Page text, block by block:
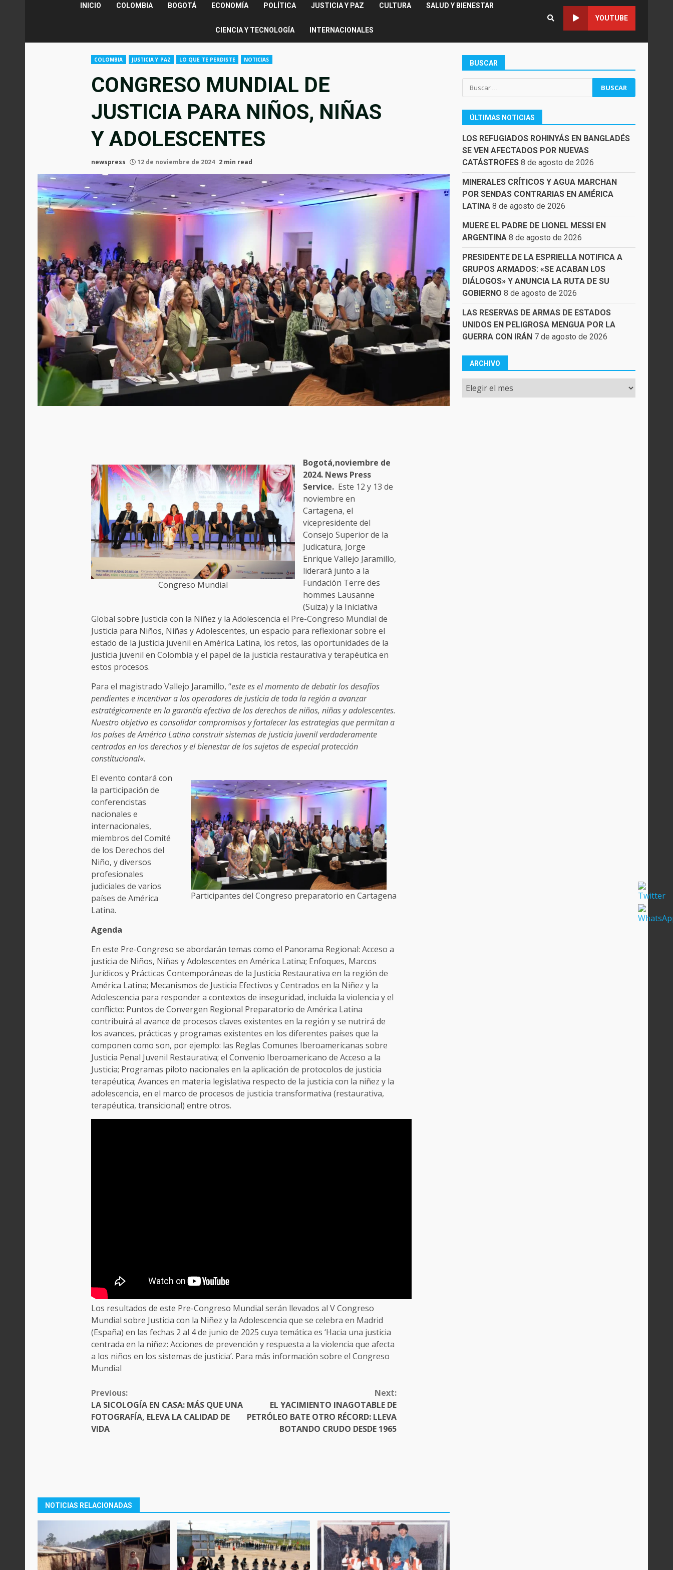
INICIO COLOMBIA BOGOTÁ ECONOMÍA POLÍTICA JUSTICIA Y PAZ CULTURA SALUD Y BIENESTAR
CIENCIA Y TECNOLOGÍA INTERNACIONALES
YOUTUBE
COLOMBIA JUSTICIA Y PAZ LO QUE TE PERDISTE NOTICIAS
CONGRESO MUNDIAL DE
JUSTICIA PARA NIÑOS, NIÑAS
Y ADOLESCENTES
newspress 12 de noviembre de 2024 2 min read
Congreso Mundial
Bogotá,noviembre de
2024. News Press
Service. Este 12 y 13 de
noviembre en
Cartagena, el
vicepresidente del
Consejo Superior de la
Judicatura, Jorge
Enrique Vallejo Jaramillo,
liderará junto a la
Fundación Terre des
hommes Lausanne
(Suiza) y la Iniciativa
Global sobre Justicia con la Niñez y la Adolescencia el Pre-Congreso Mundial de
Justicia para Niños, Niñas y Adolescentes, un espacio para reflexionar sobre el
estado de la justicia juvenil en América Latina, los retos, las oportunidades de la
justicia juvenil en Colombia y el papel de la justicia restaurativa y terapéutica en
estos procesos.
Para el magistrado Vallejo Jaramillo, “este es el momento de debatir los desafíos
pendientes e incentivar a los operadores de justicia de toda la región a avanzar
estratégicamente en la garantía efectiva de los derechos de niños, niñas y adolescentes.
Nuestro objetivo es consolidar compromisos y fortalecer las estrategias que permitan a
los países de América Latina construir sistemas de justicia juvenil verdaderamente
centrados en los derechos y el bienestar de los sujetos de especial protección
constitucional«.
Participantes del Congreso preparatorio en Cartagena
El evento contará con
la participación de
conferencistas
nacionales e
internacionales,
miembros del Comité
de los Derechos del
Niño, y diversos
profesionales
judiciales de varios
países de América
Latina.
Agenda
En este Pre-Congreso se abordarán temas como el Panorama Regional: Acceso a
justicia de Niños, Niñas y Adolescentes en América Latina; Enfoques, Marcos
Jurídicos y Prácticas Contemporáneas de la Justicia Restaurativa en la región de
América Latina; Mecanismos de Justicia Efectivos y Centrados en la Niñez y la
Adolescencia para responder a contextos de inseguridad, incluida la violencia y el
conflicto: Puntos de Convergen Regional Preparatorio de América Latina
contribuirá al avance de procesos claves existentes en la región y se nutrirá de
los avances, prácticas y programas existentes en los diferentes países que la
componen como son, por ejemplo: las Reglas Comunes Iberoamericanas sobre
Justicia Penal Juvenil Restaurativa; el Convenio Iberoamericano de Acceso a la
Justicia; Programas piloto nacionales en la aplicación de protocolos de justicia
terapéutica; Avances en materia legislativa respecto de la justicia con la niñez y la
adolescencia, en el marco de procesos de justicia transformativa (restaurativa,
terapéutica, transicional) entre otros.
Los resultados de este Pre-Congreso Mundial serán llevados al V Congreso
Mundial sobre Justicia con la Niñez y la Adolescencia que se celebra en Madrid
(España) en las fechas 2 al 4 de junio de 2025 cuya temática es ‘Hacia una justicia
centrada en la niñez: Acciones de prevención y respuesta a la violencia que afecta
a los niños en los sistemas de justicia’. Para más información sobre el Congreso
Mundial
CONTINUE
READING
Previous:
LA SICOLOGÍA EN CASA: MÁS QUE UNA
FOTOGRAFÍA, ELEVA LA CALIDAD DE
VIDA
Next:
EL YACIMIENTO INAGOTABLE DE
PETRÓLEO BATE OTRO RÉCORD: LLEVA
BOTANDO CRUDO DESDE 1965
NOTICIAS RELACIONADAS
BUSCAR
Buscar:
ÚLTIMAS NOTICIAS
LOS REFUGIADOS ROHINYÁS EN BANGLADÉS
SE VEN AFECTADOS POR NUEVAS
CATÁSTROFES 8 de agosto de 2026
MINERALES CRÍTICOS Y AGUA MARCHAN
POR SENDAS CONTRARIAS EN AMÉRICA
LATINA 8 de agosto de 2026
MUERE EL PADRE DE LIONEL MESSI EN
ARGENTINA 8 de agosto de 2026
PRESIDENTE DE LA ESPRIELLA NOTIFICA A
GRUPOS ARMADOS: «SE ACABAN LOS
DIÁLOGOS» Y ANUNCIA LA RUTA DE SU
GOBIERNO 8 de agosto de 2026
LAS RESERVAS DE ARMAS DE ESTADOS
UNIDOS EN PELIGROSA MENGUA POR LA
GUERRA CON IRÁN 7 de agosto de 2026
ARCHIVO
Archivo